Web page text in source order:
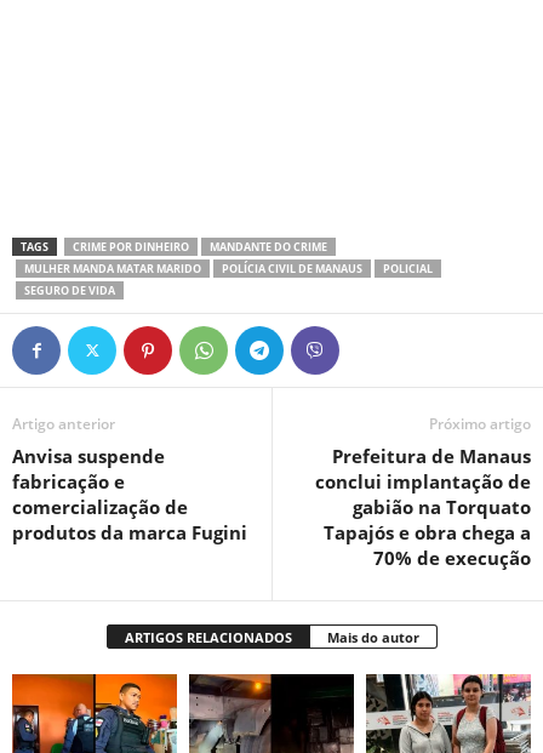
TAGS CRIME POR DINHEIRO
MANDANTE DO CRIME
MULHER MANDA MATAR MARIDO
POLÍCIA CIVIL DE MANAUS
POLICIAL
SEGURO DE VIDA
Artigo anterior
Anvisa suspende
fabricação e
comercialização de
produtos da marca Fugini
Próximo artigo
Prefeitura de Manaus
conclui implantação de
gabião na Torquato
Tapajós e obra chega a
70% de execução
ARTIGOS RELACIONADOS Mais do autor